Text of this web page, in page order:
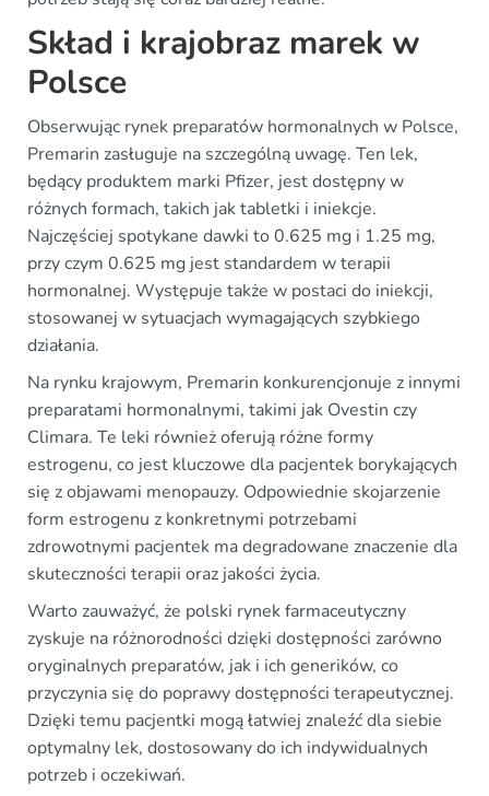
Skład i krajobraz marek w
Polsce
Obserwując rynek preparatów hormonalnych w Polsce,
Premarin zasługuje na szczególną uwagę. Ten lek,
będący produktem marki Pfizer, jest dostępny w
różnych formach, takich jak tabletki i iniekcje.
Najczęściej spotykane dawki to 0.625 mg i 1.25 mg,
przy czym 0.625 mg jest standardem w terapii
hormonalnej. Występuje także w postaci do iniekcji,
stosowanej w sytuacjach wymagających szybkiego
działania.
Na rynku krajowym, Premarin konkurencjonuje z innymi
preparatami hormonalnymi, takimi jak Ovestin czy
Climara. Te leki również oferują różne formy
estrogenu, co jest kluczowe dla pacjentek borykających
się z objawami menopauzy. Odpowiednie skojarzenie
form estrogenu z konkretnymi potrzebami
zdrowotnymi pacjentek ma degradowane znaczenie dla
skuteczności terapii oraz jakości życia.
Warto zauważyć, że polski rynek farmaceutyczny
zyskuje na różnorodności dzięki dostępności zarówno
oryginalnych preparatów, jak i ich generików, co
przyczynia się do poprawy dostępności terapeutycznej.
Dzięki temu pacjentki mogą łatwiej znaleźć dla siebie
optymalny lek, dostosowany do ich indywidualnych
potrzeb i oczekiwań.